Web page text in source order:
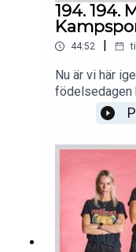
194. 194.
44:52
Nu är vi här
födelsedagen
med att
- vad sägs om
gulligaste o
Puss o kram